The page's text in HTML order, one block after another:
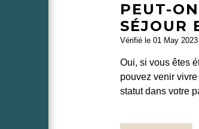
PEUT-
SÉJOUR
Vérifié le 01 May
Oui, si vous êtes
pouvez venir
statut dans votre